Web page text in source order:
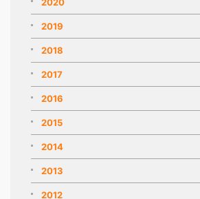
2020
2019
2018
2017
2016
2015
2014
2013
2012